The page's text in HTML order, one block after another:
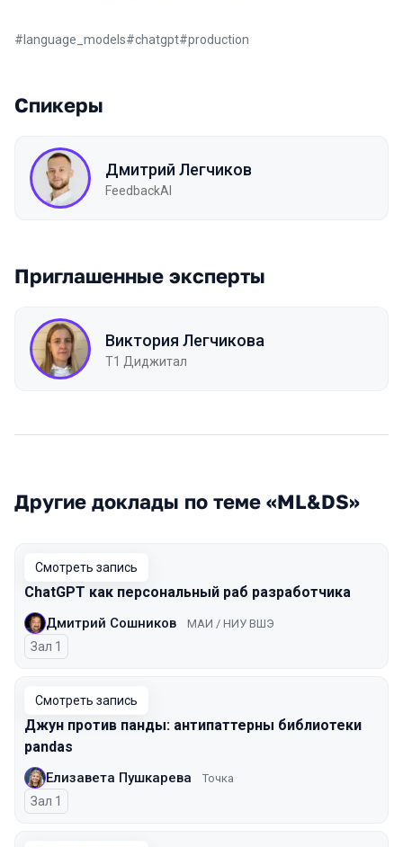
# language_models#chatgpt#production
Спикеры
Дмитрий Легчиков
FeedbackAI
Приглашенные эксперты
Виктория Легчикова
Т1 Диджитал
Другие доклады по теме «ML&DS»
Смотреть запись
ChatGPT как персональный раб разработчика
Дмитрий Сошников МАИ / НИУ ВШЭ
Зал 1
Смотреть запись
Джун против панды: антипаттерны библиотеки
pandas
Елизавета Пушкарева Точка
Зал 1